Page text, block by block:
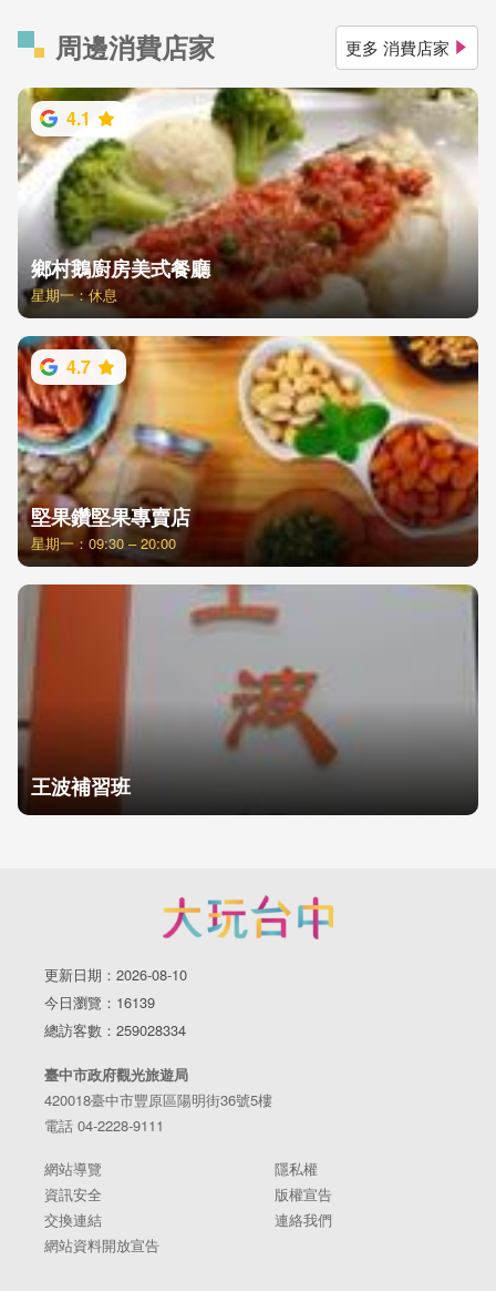
周邊消費店家 更多 消費店家
4.1
鄉村鵝廚房美式餐廳
星期一：休息
4.7
堅果鑽堅果專賣店
星期一：09:30 – 20:00
王波補習班
更新日期：2026-08-10
今日瀏覽：16139
總訪客數：259028334
臺中市政府觀光旅遊局
420018臺中市豐原區陽明街36號5樓
電話 04-2228-9111
網站導覽
隱私權
資訊安全
版權宣告
交換連結
連絡我們
網站資料開放宣告